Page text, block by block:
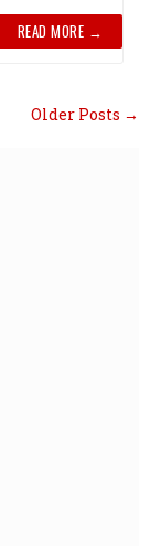
READ MORE →
Older Posts →